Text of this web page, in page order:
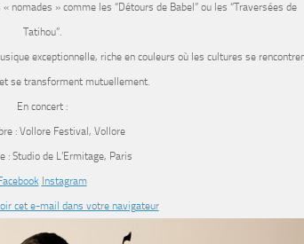
nomades » comme les “Détours de Babel” ou les “Traversées de
Tatihou”.
exceptionnelle, riche en couleurs où les cultures se
se transforment mutuellement.
En concert :
: Vollore Festival, Vollore
: Studio de L’Ermitage, Paris
Instagram
cet e-mail dans votre navigateur